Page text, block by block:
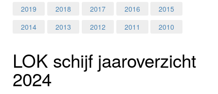
Home
Programma's
Nieuws
Foto's
2019
2018 2017 2016
2015
2014
2013 2012 2011 2010
LOK schijf jaar­over­zicht
2024